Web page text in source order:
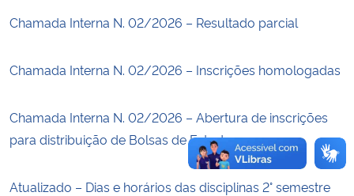
Planalto
Chamada Interna N. 02/2026 – Resultado parcial
Chamada Interna N. 02/2026 – Inscrições homologadas
Chamada Interna N. 02/2026 – Abertura de inscrições
para distribuição de Bolsas de Estudo
Atualizado – Dias e horários das disciplinas 2° semestre